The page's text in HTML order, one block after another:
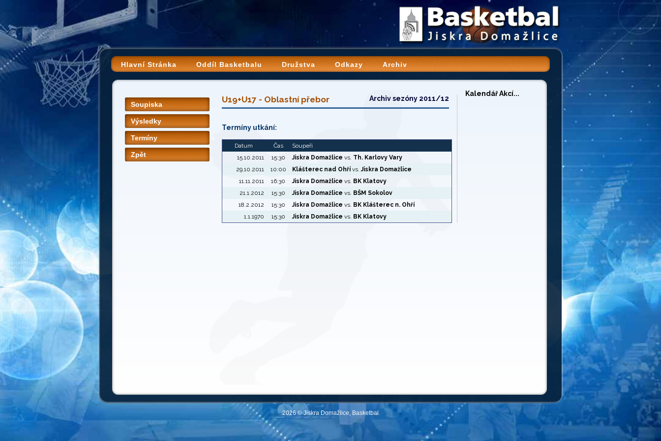
Hlavní Stránka Oddíl Basketbalu Družstva Odkazy Archiv
Soupiska
Výsledky
Termíny
Zpět
U19+U17 - Oblastní přebor Archiv sezóny 2011/12
Termíny utkání:
Datum Čas
Soupeři
15.10.2011
15:30 Jiskra Domažlice vs. Th. Karlovy Vary
29.10.2011
10:00 Klášterec nad Ohří vs.Jiskra Domažlice
11.11.2011
16:30 Jiskra Domažlice vs. BK Klatovy
21.1.2012
15:30 Jiskra Domažlice vs. BŠM Sokolov
18.2.2012
15:30 Jiskra Domažlice vs. BK Klášterec n. Ohří
1.1.1970
15:30 Jiskra Domažlice vs. BK Klatovy
Kalendář Akcí...
2026 © Jiskra Domažlice, Basketbal